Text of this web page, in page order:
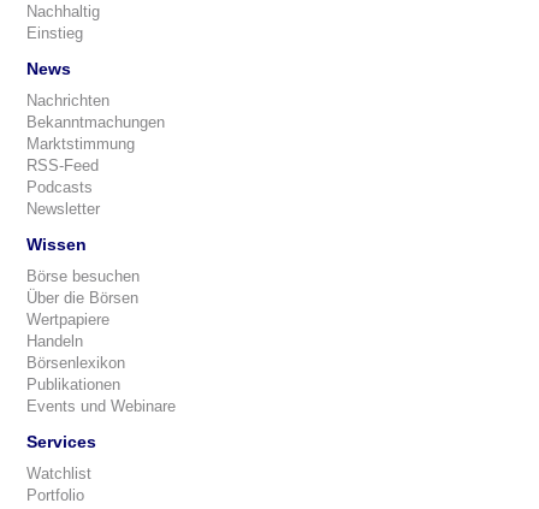
Nachhaltig
Einstieg
News
Nachrichten
Bekanntmachungen
Marktstimmung
RSS-Feed
Podcasts
Newsletter
Wissen
Börse besuchen
Über die Börsen
Wertpapiere
Handeln
Börsenlexikon
Publikationen
Events und Webinare
Services
Watchlist
Portfolio